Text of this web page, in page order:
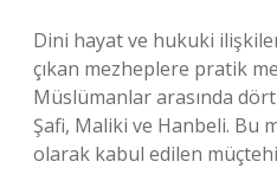
Dini hayat ve hukuki
çıkan mezheplere pratik
Müslümanlar arasında
Şafi, Maliki ve Hanbeli. Bu
olarak kabul edilen